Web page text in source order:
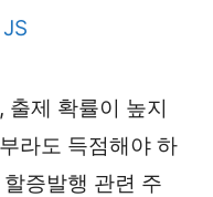
JS
출제 확률이 높지
라도 득점해야 하
증발행 관련 주